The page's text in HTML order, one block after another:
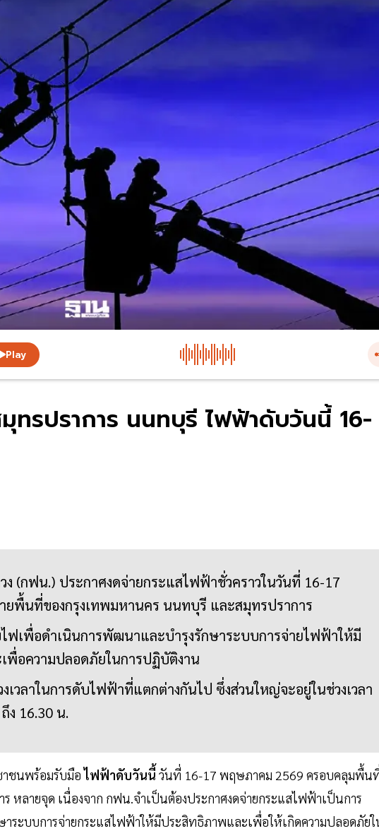
Play
ทรปราการ นนทบุรี ไฟฟ้าดับวันนี้ 16-
(กฟน.) ประกาศงดจ่ายกระแสไฟฟ้าชั่วคราวในวันที่ 16-17
พื้นที่ของกรุงเทพมหานคร นนทบุรี และสมุทรปราการ
ฟเพื่อดำเนินการพัฒนาและบำรุงรักษาระบบการจ่ายไฟฟ้าให้มี
พื่อความปลอดภัยในการปฏิบัติงาน
วลาในการดับไฟฟ้าที่แตกต่างกันไป ซึ่งส่วนใหญ่จะอยู่ในช่วงเวลา
ง 16.30 น.
าชนพร้อมรับมือไฟฟ้าดับวันนี้ วันที่ 16-17 พฤษภาคม 2569 ครอบคลุมพื้น
หลายจุด เนื่องจาก กฟน.จำเป็นต้องประกาศงดจ่ายกระแสไฟฟ้าเป็นการ
ระบบการจ่ายกระแสไฟฟ้าให้มีประสิทธิภาพและเพื่อให้เกิดความปลอดภัย